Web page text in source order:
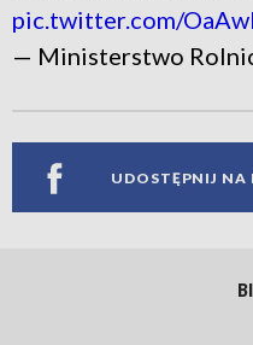
pic.twitter.com/
— Ministerstwo
UDOSTĘPNIJ NA